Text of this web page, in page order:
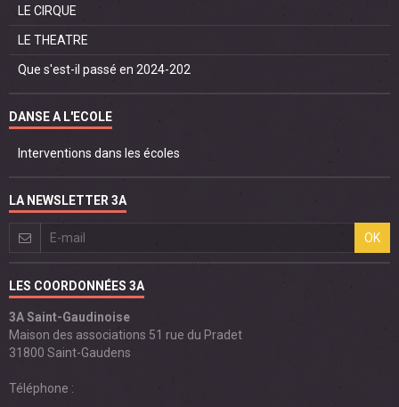
LE CIRQUE
LE THEATRE
Que s'est-il passé en 2024-202
DANSE A L'ECOLE
Interventions dans les écoles
LA NEWSLETTER 3A
OK
LES COORDONNÉES 3A
3A Saint-Gaudinoise
Maison des associations 51 rue du Pradet
31800 Saint-Gaudens
Téléphone :